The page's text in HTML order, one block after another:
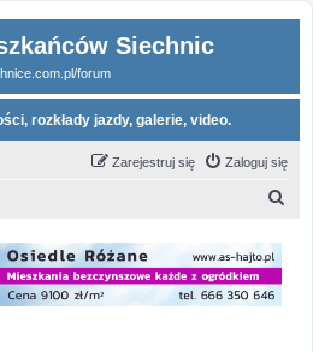
Siechnic
forum
rozkłady jazdy, galerie, video.
Zaloguj się
Zarejestruj się